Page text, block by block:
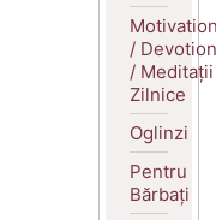
/
/ Meditații
Zilnice
Oglinzi
Pentru
Bărbați